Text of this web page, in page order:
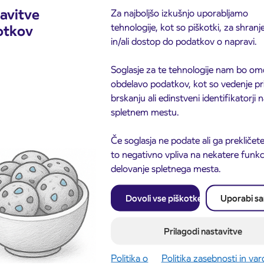
Za najboljšo izkušnjo uporabljamo
tehnologije, kot so piškotki, za
in/ali dostop do podatkov o napravi.
Soglasje za te tehnologije nam bo
obdelavo podatkov, kot so vedenje
brskanju ali edinstveni identifikatorji
spletnem mestu.
Če soglasja ne podate ali ga
to negativno vpliva na nekatere
delovanje spletnega mesta.
Dovoli vse piškotke Uporabi
Prilagodi nastavitve
Politika o
Politika zasebnosti in
2026dijaških
IJPP
za šolsko leto
se začne 21.
3. 8. 2026
ceste ČEŠNJEVEK –
Kranj